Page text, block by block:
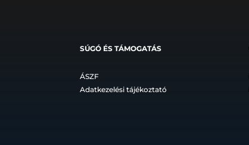
SÚGÓ ÉS TÁMOGATÁS
ÁSZF
Adatkezelési tájékoztató